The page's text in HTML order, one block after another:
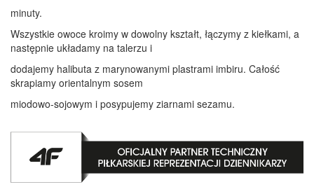
minuty.
Wszystkie owoce kroimy w dowolny kształt, łączymy z kiełkami, a
następnie układamy na talerzu i
dodajemy halibuta z marynowanymi plastrami imbiru. Całość
skrapiamy orientalnym sosem
miodowo-sojowym i posypujemy ziarnami sezamu.